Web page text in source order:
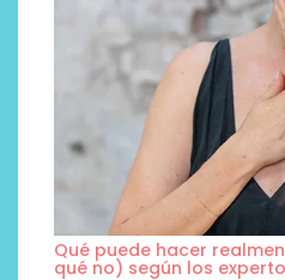
Qué puede hacer
qué no) según los